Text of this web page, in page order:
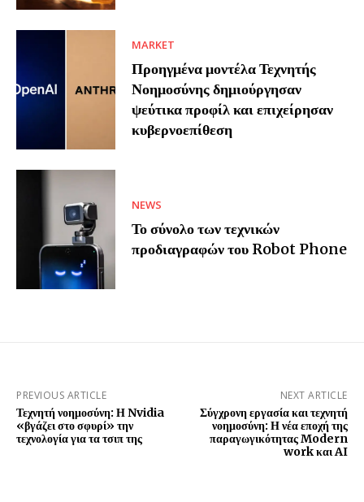
MARKET
Προηγμένα μοντέλα Τεχνητής
Νοημοσύνης δημιούργησαν
ψεύτικα προφίλ και επιχείρησαν
κυβερνοεπίθεση
NEWS
Το σύνολο των τεχνικών
προδιαγραφών του Robot Phone
PREVIOUS ARTICLE
Τεχνητή νοημοσύνη: Η Nvidia
«βγάζει στο σφυρί» την
τεχνολογία για τα τσιπ της
NEXT ARTICLE
Σύγχρονη εργασία και τεχνητή
νοημοσύνη: Η νέα εποχή της
παραγωγικότητας Modern
work και AI